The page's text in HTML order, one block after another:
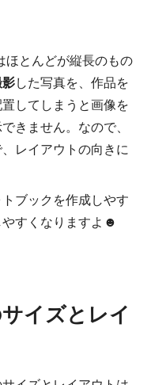
ほとんどが縦長のもの
した写真を、作品を
してしまうと画像を
きません。なので、
レイアウトの向きに
ブックを作成しやす
やすくなりますよ☻
イズとレイ